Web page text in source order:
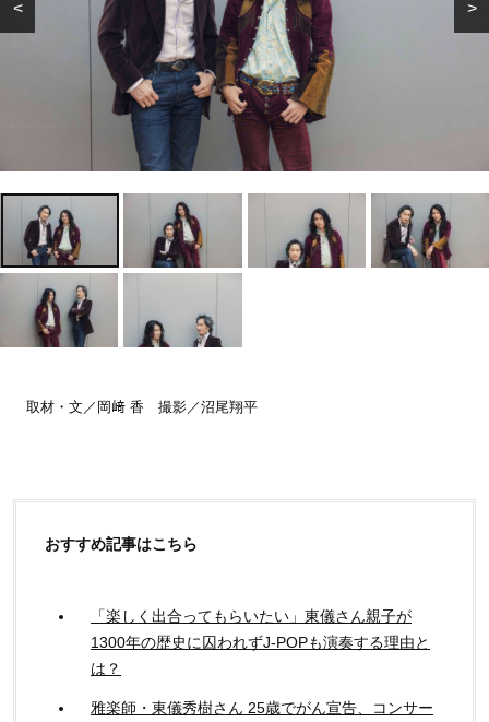
<
「肌のキレイな友人に教わ
った」高垣麗子さん愛用
勉強に集中できないの
は“やる気”のせいじゃな
い？プロに学ぶアイケア
【東京駅限定】1000円台で
買える！元社長秘書が選ぶ
「間違いない」映える帰省
手土産〈3選〉
>
取材・文／岡﨑 香 撮影／沼尾翔平
おすすめ記事はこちら
「楽しく出合ってもらいたい」東儀さん親子が
1300年の歴史に囚われずJ-POPも演奏する理由と
は？
雅楽師・東儀秀樹さん 25歳でがん宣告、コンサー